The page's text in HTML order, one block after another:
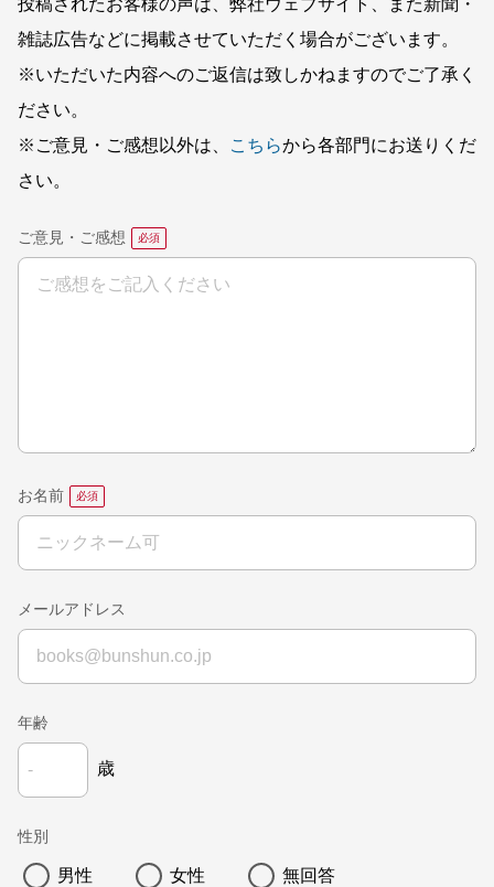
投稿されたお客様の声は、弊社ウェブサイト、また新聞・
雑誌広告などに掲載させていただく場合がございます。
※いただいた内容へのご返信は致しかねますのでご了承く
ださい。
※ご意見・ご感想以外は、
こちらから各部門にお送りくだ
さい。
ご意見・ご感想
お名前
メールアドレス
年齢
歳
性別
男性 女性 無回答